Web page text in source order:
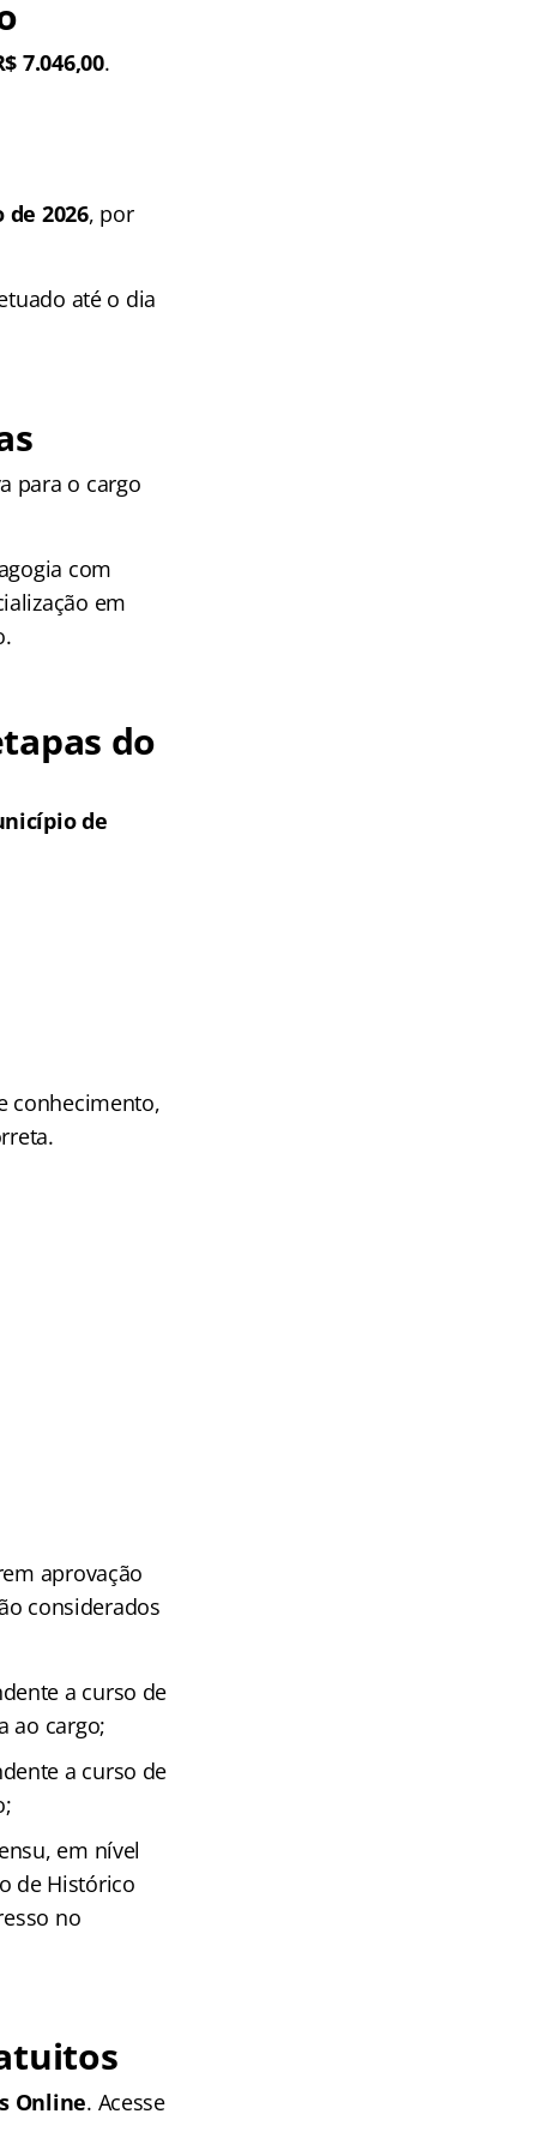
7.046,00.
2026, por
até o dia
para o cargo
com
em
do
de
conhecimento,
aprovação
considerados
a curso de
ao cargo;
a curso de
em nível
de Histórico
no
Online. Acesse